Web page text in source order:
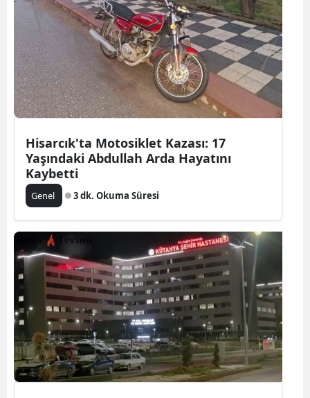
Hisarcık'ta Motosiklet Kazası: 17
Yaşındaki Abdullah Arda Hayatını
Kaybetti
Genel 3 dk. Okuma Süresi